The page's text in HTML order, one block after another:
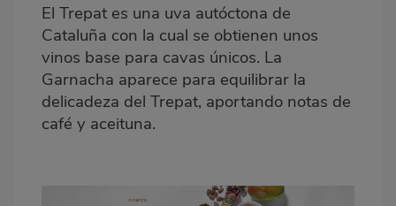
El Trepat es una uva autóctona de
Cataluña con la cual se obtienen unos
vinos base para cavas únicos. La
Garnacha aparece para equilibrar la
delicadeza del Trepat, aportando notas de
café y aceituna.